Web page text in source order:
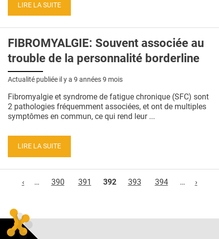
LIRE LA SUITE
FIBROMYALGIE: Souvent associée au
trouble de la personnalité borderline
Actualité publiée il y a 9 années 9 mois
Fibromyalgie et syndrome de fatigue chronique (SFC) sont
2 pathologies fréquemment associées, et ont de multiples
symptômes en commun, ce qui rend leur ...
LIRE LA SUITE
‹
… 390 391 392 393 394 … ›